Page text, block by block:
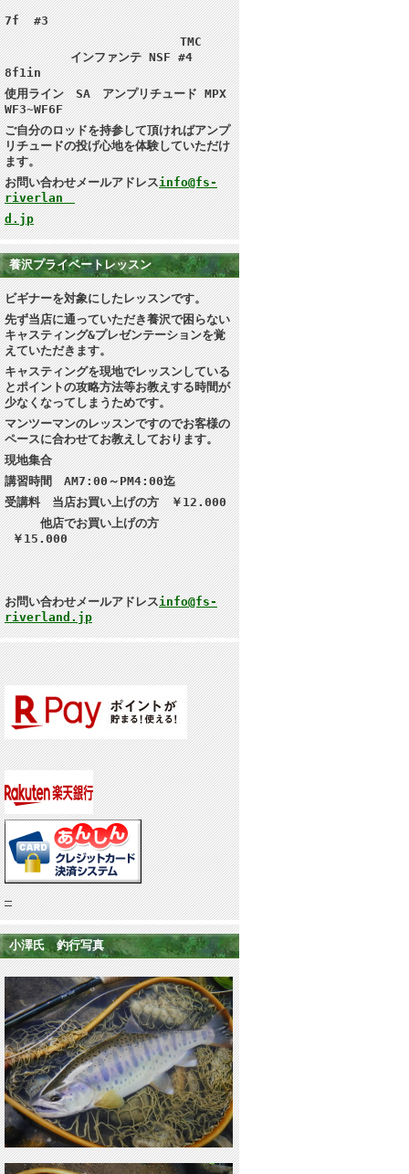
7f #3
TMC
インファンテ NSF #4
8f1in
使用ライン SA アンプリチュード MPX
WF3~WF6F
ご自分のロッドを持参して頂ければアンプ
リチュードの投げ心地を体験していただけ
ます。
お問い合わせメールアドレスinfo@fs-
riverlan
d.jp
養沢プライベートレッスン
ビギナーを対象にしたレッスンです。
先ず当店に通っていただき養沢で困らない
キャスティング&プレゼンテーションを覚
えていただきます。
キャスティングを現地でレッスンしている
とポイントの攻略方法等お教えする時間が
少なくなってしまうためです。
マンツーマンのレッスンですのでお客様の
ペースに合わせてお教えしております。
現地集合
講習時間 AM7:00～PM4:00迄
受講料 当店お買い上げの方 ￥12.000
他店でお買い上げの方
￥15.000
お問い合わせメールアドレスinfo@fs-
riverland.jp
小澤氏 釣行写真